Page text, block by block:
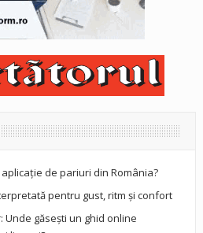
de pariuri din România?
pentru gust, ritm și confort
găsești un ghid online